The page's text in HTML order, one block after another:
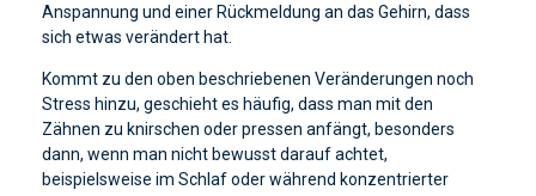
Anspannung und einer Rückmeldung an das Gehirn, dass
sich etwas verändert hat.
Kommt zu den oben beschriebenen Veränderungen noch
Stress hinzu, geschieht es häufig, dass man mit den
Zähnen zu knirschen oder pressen anfängt, besonders
dann, wenn man nicht bewusst darauf achtet,
beispielsweise im Schlaf oder während konzentrierter